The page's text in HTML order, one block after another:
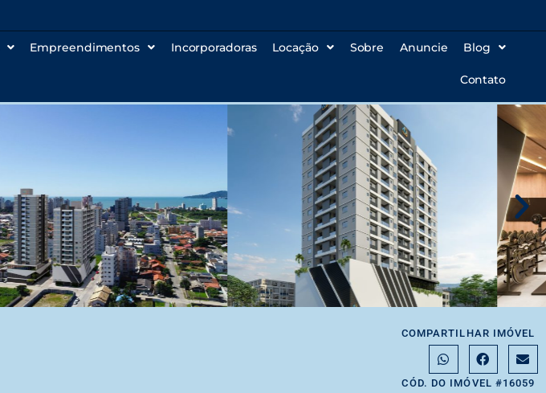
Empreendimentos Incorporadoras Locação Sobre Anuncie Blog
Contato
COMPARTILHAR IMÓVEL
CÓD. DO IMÓVEL #16059